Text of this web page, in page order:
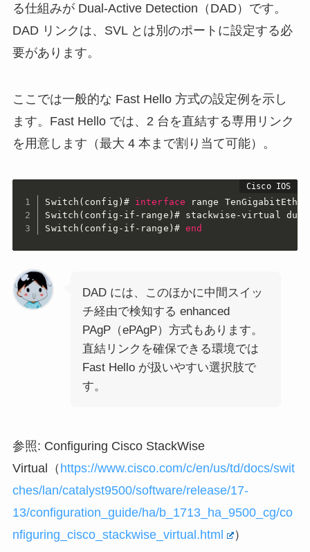
る仕組みが Dual-Active Detection（DAD）です。
DAD リンクは、SVL とは別のポートに設定する必
要があります。
ここでは一般的な Fast Hello 方式の設定例を示し
ます。Fast Hello では、2 台を直結する専用リンク
を用意します（最大 4 本まで割り当て可能）。
Switch(config)# interface range
Switch(config-if-range)#
Switch(config-if-range)# end
DAD には、このほかに中間スイッ
チ経由で検知する enhanced
PAgP（ePAgP）方式もあります。
直結リンクを確保できる環境では
Fast Hello が扱いやすい選択肢で
す。
参照: Configuring Cisco StackWise
Virtual（ https://www.cisco.com/c/en/us/td/docs/swit
ches/lan/catalyst9500/software/release/17-
13/configuration_guide/ha/b_1713_ha_9500_cg/co
nfiguring_cisco_stackwise_virtual.html
）